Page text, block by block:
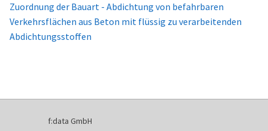
Zuordnung der Bauart - Abdichtung von befahrbaren
Verkehrsflächen aus Beton mit flüssig zu verarbeitenden
Abdichtungsstoffen
f:data GmbH